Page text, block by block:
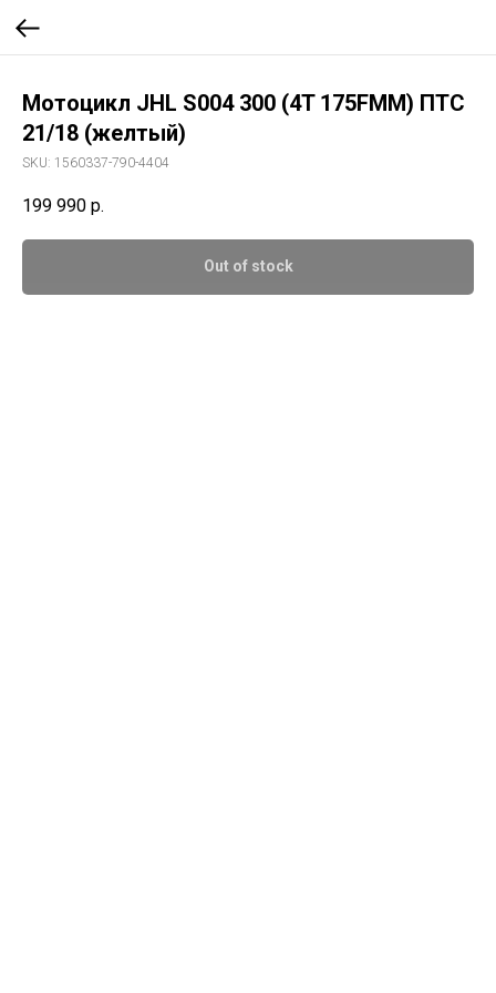
Мотоцикл JHL S004 300 (4T 175FMM) ПТС
21/18 (желтый)
SKU: 1560337-790-4404
199 990 р.
Out of stock